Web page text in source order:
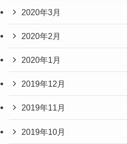
2020年3月
2020年2月
2020年1月
2019年12月
2019年11月
2019年10月